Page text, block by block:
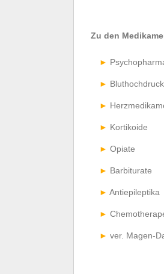
Zu den
Kortikoide
Opiate
Barbiturate
Antiepileptika
ver. Magen-